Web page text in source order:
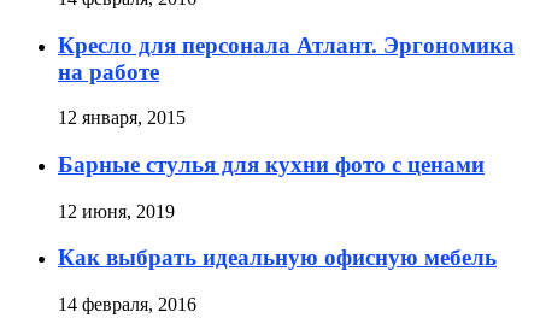
Кресло для персонала Атлант. Эргономика
на работе
12 января, 2015
Барные стулья для кухни фото с ценами
12 июня, 2019
Как выбрать идеальную офисную мебель
14 февраля, 2016